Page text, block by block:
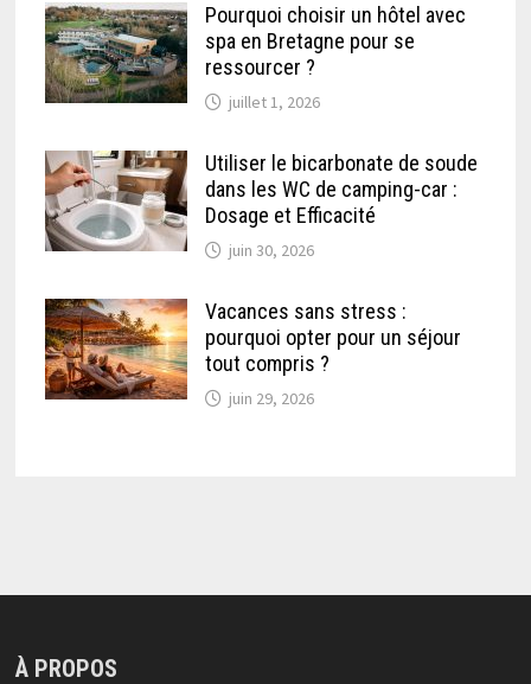
Pourquoi choisir un hôtel avec
spa en Bretagne pour se
ressourcer ?
juillet 1, 2026
Utiliser le bicarbonate de soude
dans les WC de camping-car :
Dosage et Efficacité
juin 30, 2026
Vacances sans stress :
pourquoi opter pour un séjour
tout compris ?
juin 29, 2026
À PROPOS